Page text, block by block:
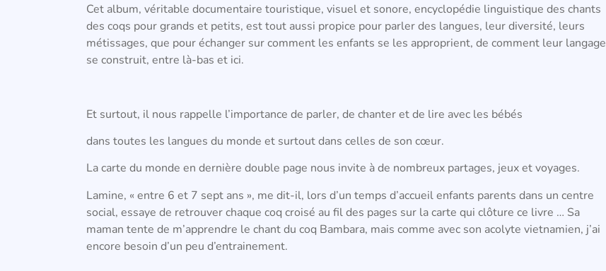
Cet album, véritable documentaire touristique, visuel et sonore, encyclopédie linguistique des chants
des coqs pour grands et petits, est tout aussi propice pour parler des langues, leur diversité, leurs
métissages, que pour échanger sur comment les enfants se les approprient, de comment leur langage
se construit, entre là-bas et ici.
Et surtout, il nous rappelle l’importance de parler, de chanter et de lire avec les bébés
dans toutes les langues du monde et surtout dans celles de son cœur.
La carte du monde en dernière double page nous invite à de nombreux partages, jeux et voyages.
Lamine, « entre 6 et 7 sept ans », me dit-il, lors d’un temps d’accueil enfants parents dans un centre
social, essaye de retrouver chaque coq croisé au fil des pages sur la carte qui clôture ce livre … Sa
maman tente de m’apprendre le chant du coq Bambara, mais comme avec son acolyte vietnamien, j’ai
encore besoin d’un peu d’entrainement.